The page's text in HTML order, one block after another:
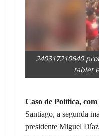
240317210640
tablet
Caso de Política,
Santiago, a segunda
presidente Miguel